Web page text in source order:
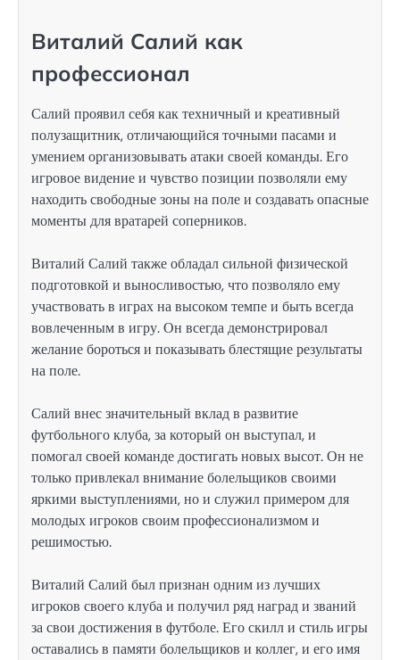
Виталий Салий как
профессионал
Салий проявил себя как техничный и креативный
полузащитник, отличающийся точными пасами и
умением организовывать атаки своей команды. Его
игровое видение и чувство позиции позволяли ему
находить свободные зоны на поле и создавать опасные
моменты для вратарей соперников.
Виталий Салий также обладал сильной физической
подготовкой и выносливостью, что позволяло ему
участвовать в играх на высоком темпе и быть всегда
вовлеченным в игру. Он всегда демонстрировал
желание бороться и показывать блестящие результаты
на поле.
Салий внес значительный вклад в развитие
футбольного клуба, за который он выступал, и
помогал своей команде достигать новых высот. Он не
только привлекал внимание болельщиков своими
яркими выступлениями, но и служил примером для
молодых игроков своим профессионализмом и
решимостью.
Виталий Салий был признан одним из лучших
игроков своего клуба и получил ряд наград и званий
за свои достижения в футболе. Его скилл и стиль игры
оставались в памяти болельщиков и коллег, и его имя